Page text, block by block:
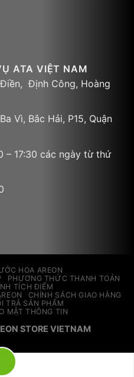
ATA VIỆT NAM
Định Công, Hoàng
Vì, Bắc Hải, P15, Quận
– 17:30 các ngày từ thứ
HOA AREON
PHƯƠNG THỨC THANH TOÁN
TÍCH ĐIỂM
CHÍNH SÁCH GIAO HÀNG
TRẢ SẢN PHẨM
MẬT THÔNG TIN
STORE VIETNAM